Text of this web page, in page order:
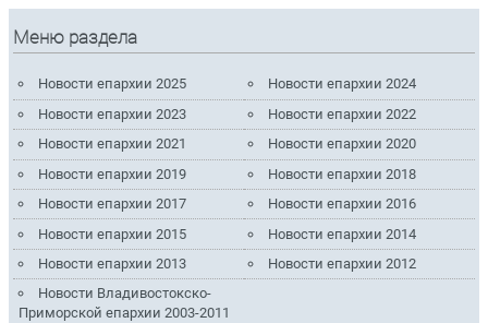
Меню раздела
Новости епархии 2025
Новости епархии 2024
Новости епархии 2023
Новости епархии 2022
Новости епархии 2021
Новости епархии 2020
Новости епархии 2019
Новости епархии 2018
Новости епархии 2017
Новости епархии 2016
Новости епархии 2015
Новости епархии 2014
Новости епархии 2013
Новости епархии 2012
Новости Владивостокско-
Приморской епархии 2003-2011